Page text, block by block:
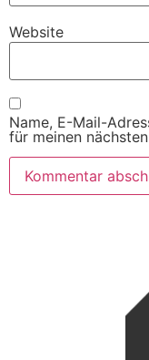
Website
Name, E-Mail-
für meinen